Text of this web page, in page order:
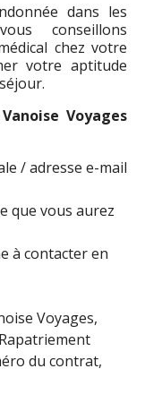
dans les
conseillons
chez votre
votre aptitude
Voyages
/ adresse e-mail
que vous aurez
à contacter en
Voyages,
du contrat,